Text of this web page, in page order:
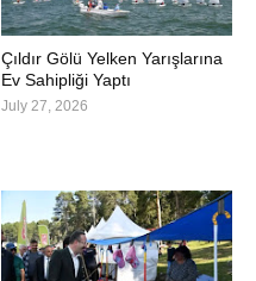
Çıldır Gölü Yelken Yarışlarına
Ev Sahipliği Yaptı
July 27, 2026